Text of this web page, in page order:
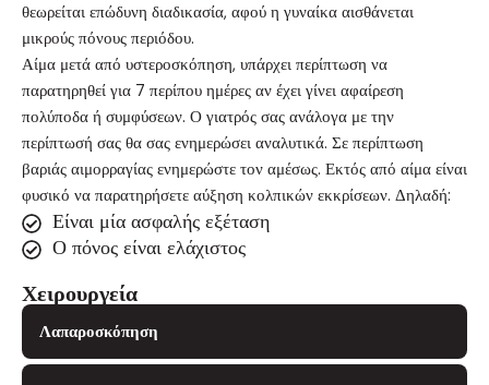
Χειρουργεία
Λαπαροσκόπηση
θεωρείται επώδυνη διαδικασία, αφού η γυναίκα αισθάνεται
μικρούς πόνους περιόδου.
Αίμα μετά από υστεροσκόπηση, υπάρχει περίπτωση να
παρατηρηθεί για 7 περίπου ημέρες αν έχει γίνει αφαίρεση
πολύποδα ή συμφύσεων. Ο γιατρός σας ανάλογα με την
περίπτωσή σας θα σας ενημερώσει αναλυτικά. Σε περίπτωση
βαριάς αιμορραγίας ενημερώστε τον αμέσως. Εκτός από αίμα είναι
φυσικό να παρατηρήσετε αύξηση κολπικών εκκρίσεων. Δηλαδή:
Είναι μία ασφαλής εξέταση
Ο πόνος είναι ελάχιστος